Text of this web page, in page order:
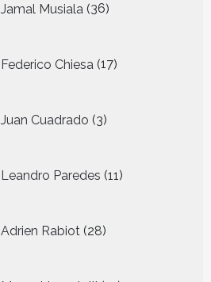
Jamal Musiala 36
producten
Federico Chiesa 17
producten
Juan Cuadrado 3
producten
Leandro Paredes 11
producten
Adrien Rabiot 28
producten